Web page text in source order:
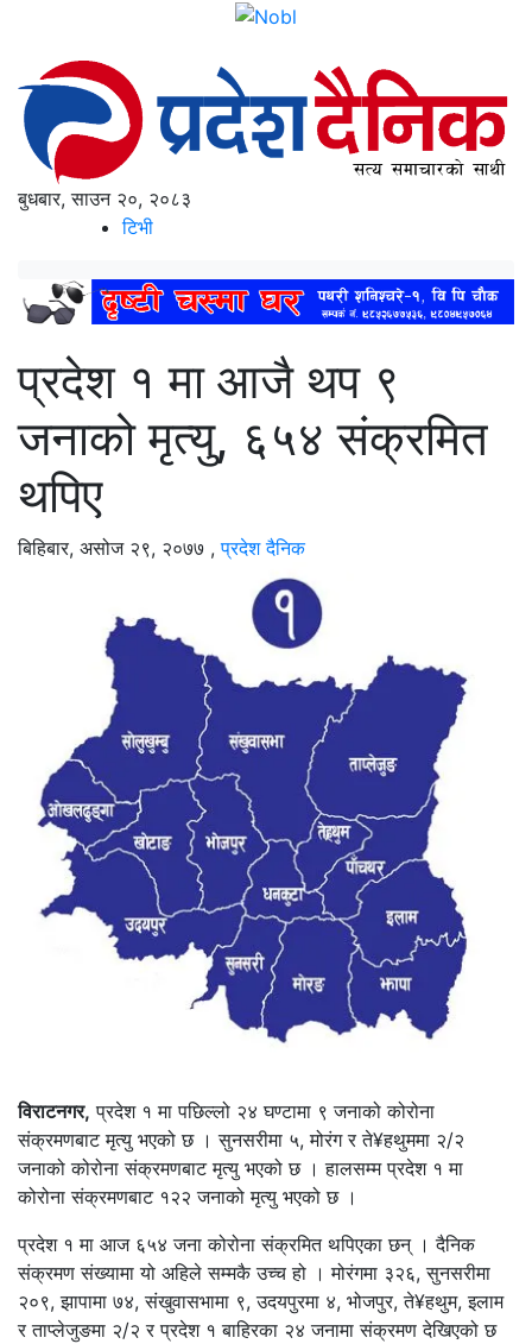
बुधबार, साउन २०, २०८३
टिभी
प्रदेश १ मा आजै थप ९
जनाको मृत्यु, ६५४ संक्रमित
थपिए
बिहिबार, असोज २९, २०७७ ,प्रदेश दैनिक
विराटनगर, प्रदेश १ मा पछिल्लो २४ घण्टामा ९ जनाको कोरोना
संक्रमणबाट मृत्यु भएको छ । सुनसरीमा ५, मोरंग र ते¥हथुममा २/२
जनाको कोरोना संक्रमणबाट मृत्यु भएको छ । हालसम्म प्रदेश १ मा
कोरोना संक्रमणबाट १२२ जनाको मृत्यु भएको छ ।
प्रदेश १ मा आज ६५४ जना कोरोना संक्रमित थपिएका छन् । दैनिक
संक्रमण संख्यामा यो अहिले सम्मकै उच्च हो । मोरंगमा ३२६, सुनसरीमा
२०९, झापामा ७४, संखुवासभामा ९, उदयपुरमा ४, भोजपुर, ते¥हथुम, इलाम
र ताप्लेजुङमा २/२ र प्रदेश १ बाहिरका २४ जनामा संक्रमण देखिएको छ